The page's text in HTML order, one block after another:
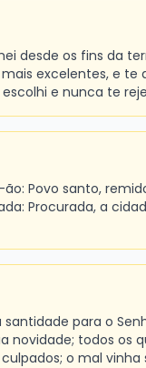
desde os fins da
excelentes, e te
e nunca te
Povo santo,
Procurada, a
santidade para o
novidade; todos os
o mal vinha